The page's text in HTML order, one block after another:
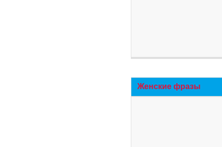
Женские фразы